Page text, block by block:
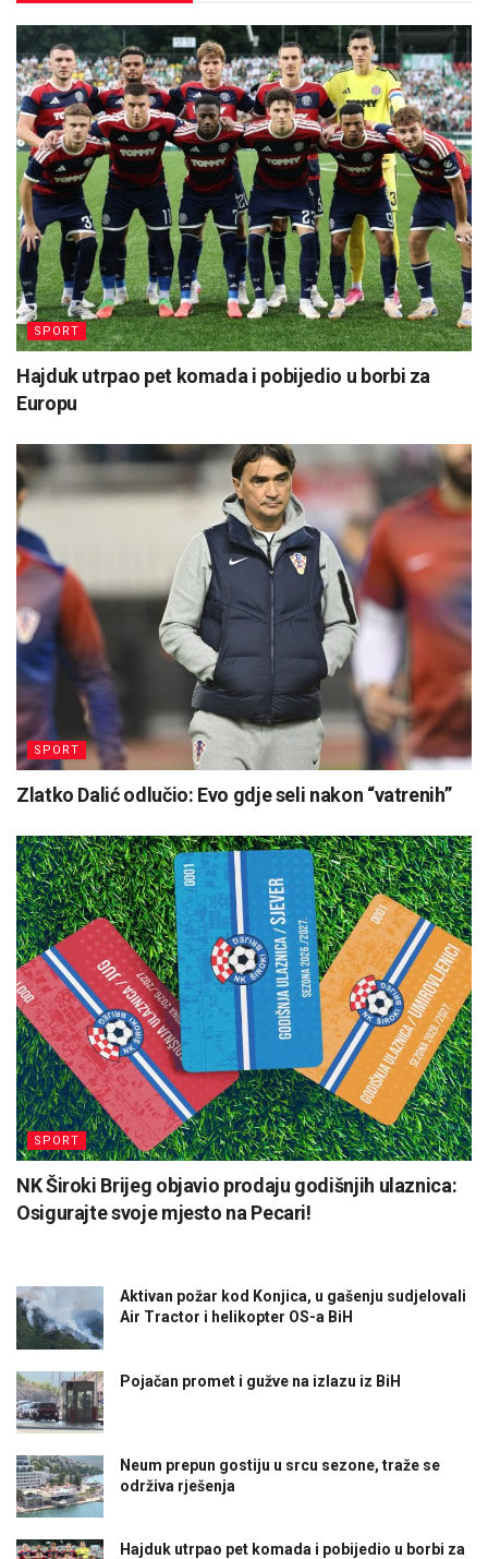
SPORT
Hajduk utrpao pet komada i pobijedio u borbi za
Europu
SPORT
Zlatko Dalić odlučio: Evo gdje seli nakon “vatrenih”
SPORT
NK Široki Brijeg objavio prodaju godišnjih ulaznica:
Osigurajte svoje mjesto na Pecari!
Aktivan požar kod Konjica, u gašenju sudjelovali
Air Tractor i helikopter OS-a BiH
Pojačan promet i gužve na izlazu iz BiH
Neum prepun gostiju u srcu sezone, traže se
održiva rješenja
Hajduk utrpao pet komada i pobijedio u borbi za